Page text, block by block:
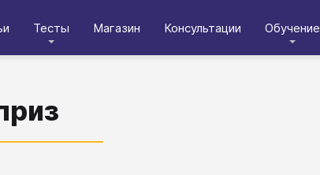
Тесты Магазин Консультации Обучение